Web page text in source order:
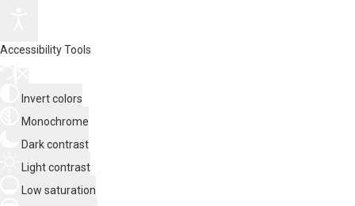
Accessibility Tools
Invert colors
Monochrome
Dark contrast
Light contrast
Low saturation